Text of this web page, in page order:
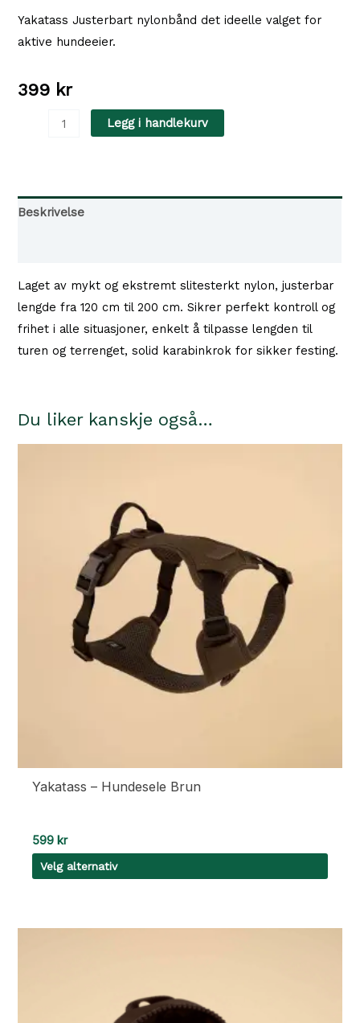
Yakatass Justerbart nylonbånd det ideelle valget for
aktive hundeeier.
399 kr
Yakatass
2m/15mm
Legg i handlekurv
Beskrivelse
Laget av mykt og ekstremt slitesterkt nylon, justerbar
lengde fra 120 cm til 200 cm. Sikrer perfekt kontroll og
frihet i alle situasjoner, enkelt å tilpasse lengden til
turen og terrenget, solid karabinkrok for sikker festing.
Du liker kanskje også…
Yakatass – Hundesele Brun
599 kr
Velg alternativ